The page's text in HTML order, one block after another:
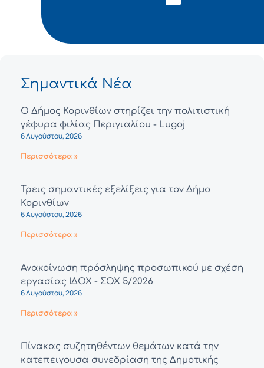
Σημαντικά Νέα
Ο Δήμος Κορινθίων στηρίζει την πολιτιστική
γέφυρα φιλίας Περιγιαλίου - Lugoj
6 Αυγούστου, 2026
Περισσότερα »
Τρεις σημαντικές εξελίξεις για τον Δήμο
Κορινθίων
6 Αυγούστου, 2026
Περισσότερα »
Ανακοίνωση πρόσληψης προσωπικού με σχέση
εργασίας ΙΔΟΧ - ΣΟΧ 5/2026
6 Αυγούστου, 2026
Περισσότερα »
Πίνακας συζητηθέντων θεμάτων κατά την
κατεπειγουσα συνεδρίαση της Δημοτικής